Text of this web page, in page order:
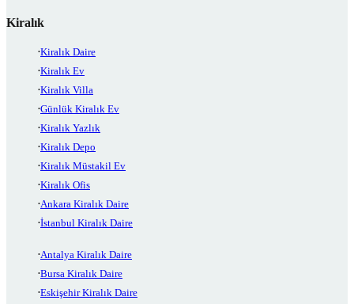
Kiralık
Kiralık Daire
Kiralık Ev
Kiralık Villa
Günlük Kiralık Ev
Kiralık Yazlık
Kiralık Depo
Kiralık Müstakil Ev
Kiralık Ofis
Ankara Kiralık Daire
İstanbul Kiralık Daire
Antalya Kiralık Daire
Bursa Kiralık Daire
Eskişehir Kiralık Daire